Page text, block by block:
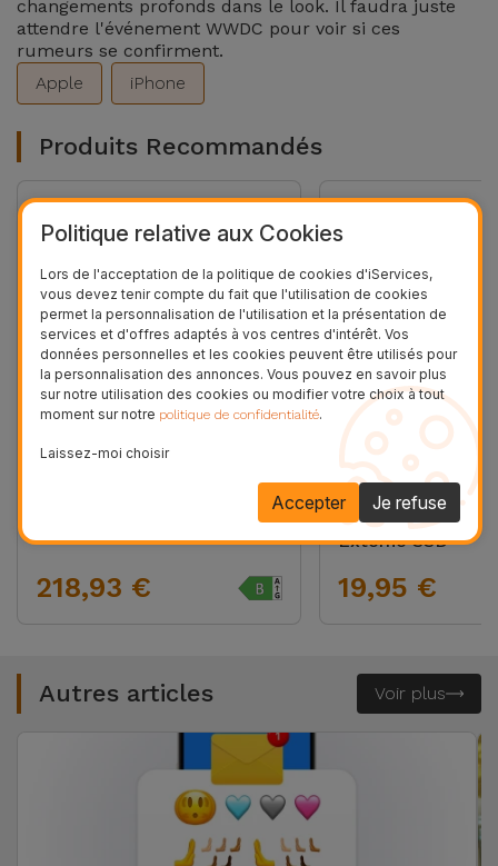
changements profonds dans le look. Il faudra juste
attendre l'événement WWDC pour voir si ces
rumeurs se confirment.
Apple
iPhone
Produits Recommandés
218,93 €
Stockage
Boîtier pour
Externe SSD
19,95 €
Autres articles Voir plus
Politique relative aux Cookies
Lors de l'acceptation de la politique de cookies d'iServices,
vous devez tenir compte du fait que l'utilisation de cookies
permet la personnalisation de l'utilisation et la présentation de
services et d'offres adaptés à vos centres d'intérêt. Vos
données personnelles et les cookies peuvent être utilisés pour
la personnalisation des annonces. Vous pouvez en savoir plus
sur notre utilisation des cookies ou modifier votre choix à tout
moment sur notre politique de confidentialité.
Laissez-moi choisir
Je refuse
Accepter